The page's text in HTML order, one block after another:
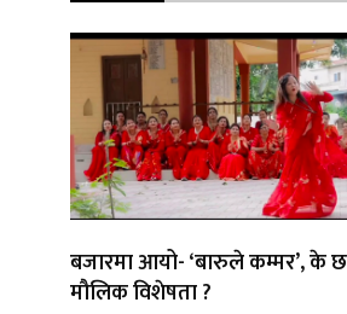
बजारमा आयो- ‘बारुले कम्मर’, के
मौलिक विशेषता ?